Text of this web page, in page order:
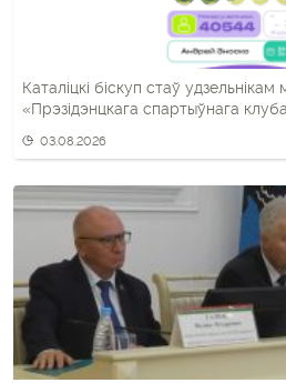
Каталіцкі біскуп стаў
«Прэзідэнцкага спартыўнага
03.08.2026